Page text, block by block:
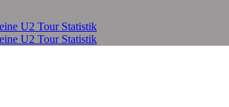
U2 Tour Statistik
U2 Tour Statistik